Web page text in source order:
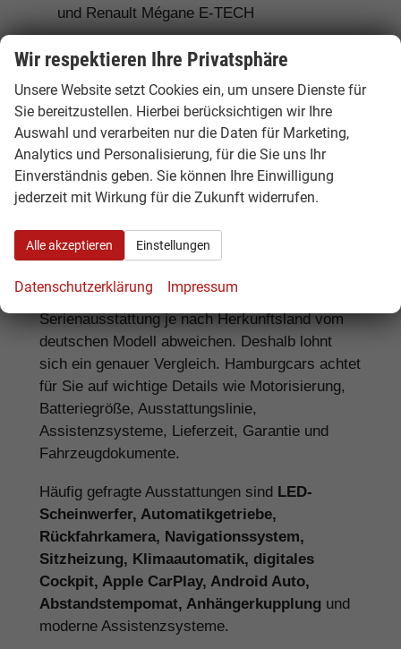
und Renault Mégane E-TECH
Für Hybrid-Fahrer:
Renault Clio E-Tech,
Captur E-Tech, Symbioz, Austral und Arkana
Für Gewerbekunden:Renault Trafic als
Kastenwagen oder Combi
Ausstattung, Lieferzeit und
Unterschiede bei Renault EU-
Neuwagen
Bei einem Renault EU-Neuwagen kann die
Serienausstattung je nach Herkunftsland vom
deutschen Modell abweichen. Deshalb lohnt
sich ein genauer Vergleich. Hamburgcars achtet
für Sie auf wichtige Details wie Motorisierung,
Batteriegröße, Ausstattungslinie,
Assistenzsysteme, Lieferzeit, Garantie und
Fahrzeugdokumente.
Häufig gefragte Ausstattungen sind LED-
Scheinwerfer, Automatikgetriebe,
Rückfahrkamera, Navigationssystem,
Sitzheizung, Klimaautomatik, digitales
Cockpit, Apple CarPlay, Android Auto,
Abstandstempomat, Anhängerkupplung und
moderne Assistenzsysteme.
Wir respektieren Ihre Privatsphäre
Unsere Website setzt Cookies ein, um unsere Dienste für
Sie bereitzustellen. Hierbei berücksichtigen wir Ihre
Auswahl und verarbeiten nur die Daten für Marketing,
Analytics und Personalisierung, für die Sie uns Ihr
Einverständnis geben. Sie können Ihre Einwilligung
jederzeit mit Wirkung für die Zukunft widerrufen.
Alle akzeptieren Einstellungen
Datenschutzerklärung Impressum